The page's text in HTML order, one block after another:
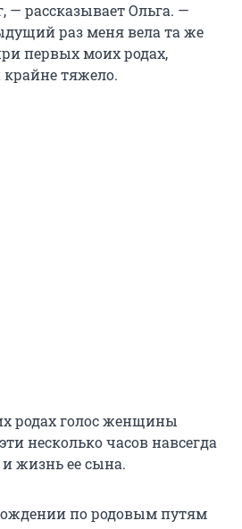
— рассказывает Ольга. —
раз меня вела та же
первых моих родах,
тяжело.
родах голос женщины
несколько часов навсегда
жизнь ее сына.
по родовым путям